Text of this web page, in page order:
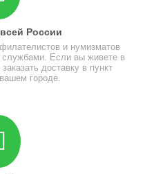
России
и нумизматов
службами. Если вы живете в
доставку в пункт
городе.